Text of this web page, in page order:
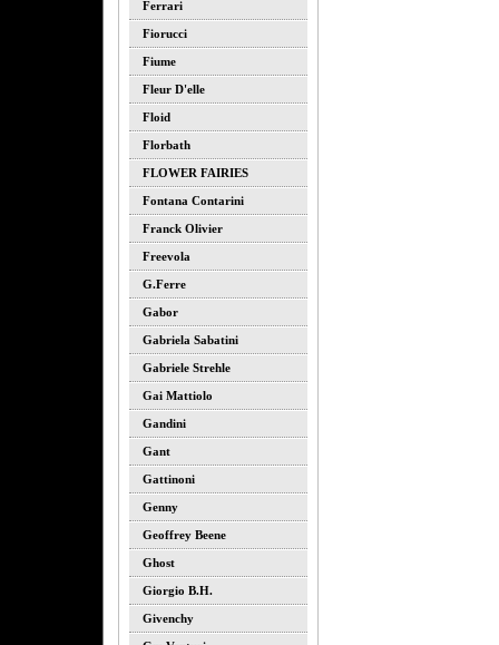
Ferrari
Fiorucci
Fiume
Fleur D'elle
Floid
Florbath
FLOWER FAIRIES
Fontana Contarini
Franck Olivier
Freevola
G.ferre
Gabor
Gabriela Sabatini
Gabriele Strehle
Gai Mattiolo
Gandini
Gant
Gattinoni
Genny
Geoffrey Beene
Ghost
Giorgio B.h.
Givenchy